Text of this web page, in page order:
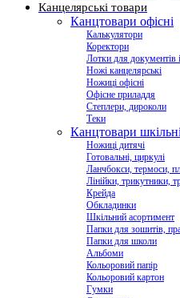
Канцелярські товари
Канцтовари офісні
Калькулятори
Коректори
Лотки для документів
Ножі канцелярські
Ножиці офісні
Офісне приладдя
Степлери, дироколи
Теки
Канцтовари шкільні
Ножиці дитячі
Готовальні, циркулі
Ланчбокси, термоси,
Лінійки, трикутники,
Крейда
Обкладинки
Шкільний асортимент
Папки для зошитів,
Папки для школи
Альбоми
Кольоровий папір
Кольоровий картон
Гумки